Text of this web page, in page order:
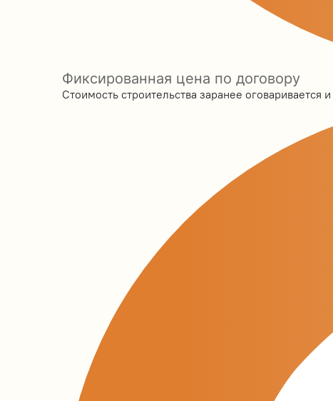
Фиксированная цена по договору
Стоимость строительства заранее оговаривается